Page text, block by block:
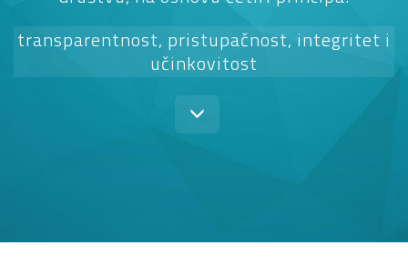
transparentnost, pristupačnost, integritet i
učinkovitost